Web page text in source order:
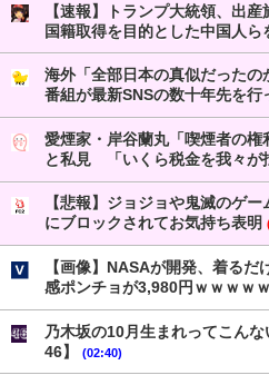
【速報】トランプ大統領、出
国籍取得を目的とした中国人ら
海外「全部日本の真似だった
番組が最新SNSの数十年先を行
愛煙家・岸谷蘭丸「喫煙者の権
と私見 「いくら税金を我々が
【悲報】ジョジョや鬼滅のゲ
にブロックされてお気持ち表明
【画像】NASAが開発、着る
感ポンチョが3,980円ｗｗｗｗｗ
乃木坂の10月生まれってこん
46】
(02:40)